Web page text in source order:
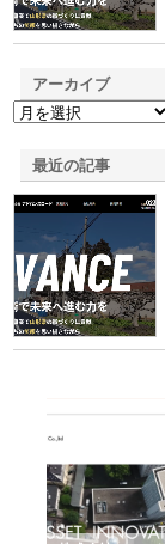
アーカイブ
最近の記事